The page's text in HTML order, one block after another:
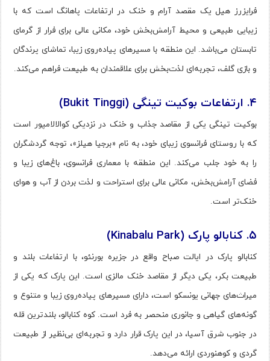
فرایزرز هیل یک مقصد آرام و خنک در ارتفاعات پاهانگ است که با
زیبایی طبیعی و محیط آرامش‌بخش خود، مکانی عالی برای فرار از گرمای
تابستان می‌باشد. این منطقه با مسیرهای پیاده‌روی زیبا، تماشای پرندگان
و بازی گلف، تجربه‌ای لذت‌بخش برای علاقمندان به طبیعت فراهم می‌کند.
۴. ارتفاعات بوکیت تینگی (Bukit Tinggi)
بوکیت تینگی یکی از مقاصد جذاب و خنک در نزدیکی کوالالامپور است
که با روستای فرانسوی زیبای خود، به نام «برجیا هیلز»، توجه گردشگران
را به خود جلب می‌کند. این منطقه با معماری فرانسوی، باغ‌های زیبا و
فضای آرامش‌بخش، مکانی عالی برای استراحت و لذت بردن از آب و هوای
خنک‌تر است.
۵. کنابالو پارک (Kinabalu Park)
کنابالو پارک در ایالت صباح واقع در جزیره بورنئو، با ارتفاعات بلند و
طبیعت بکر، یکی دیگر از مقاصد خنک مالزی است. این پارک که یکی از
میراث‌های جهانی یونسکو است، دارای مسیرهای پیاده‌روی زیبا و متنوع و
گونه‌های گیاهی و جانوری منحصر به فرد است. کوه کنابالو، بلندترین قله
در جنوب شرق آسیا، در این پارک قرار دارد و تجربه‌ای بی‌نظیر از طبیعت
گردی و کوهنوردی ارائه می‌دهد.